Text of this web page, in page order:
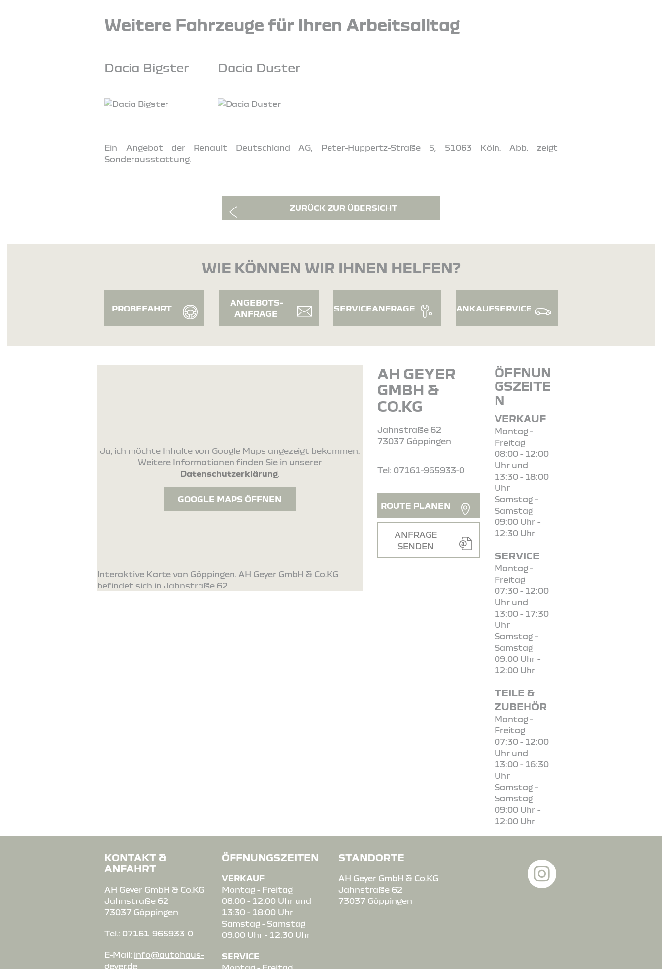
Weitere Fahrzeuge für Ihren Arbeitsalltag
Dacia Bigster Dacia Duster
Ein Angebot der Renault Deutschland AG, Peter-Huppertz-Straße 5, 51063 Köln. Abb. zeigt
Sonderausstattung.
ZURÜCK ZUR ÜBERSICHT
WIE KÖNNEN WIR IHNEN HELFEN?
PROBEFAHRT
ANGEBOTS-
ANFRAGE
SERVICEANFRAGE ANKAUFSERVICE
Ja, ich möchte Inhalte von Google Maps angezeigt bekommen.
Weitere Informationen finden Sie in unserer
Datenschutzerklärung.
GOOGLE MAPS ÖFFNEN
Interaktive Karte von Göppingen. AH Geyer GmbH & Co.KG
befindet sich in Jahnstraße 62.
AH GEYER
GMBH &
CO.KG
Jahnstraße 62
73037 Göppingen
Tel: 07161-965933-0
ROUTE PLANEN
ANFRAGE
SENDEN
ÖFFNUN
GSZEITE
N
VERKAUF
Montag -
Freitag
08:00 - 12:00
Uhr und
13:30 - 18:00
Uhr
Samstag -
Samstag
09:00 Uhr -
12:30 Uhr
SERVICE
Montag -
Freitag
07:30 - 12:00
Uhr und
13:00 - 17:30
Uhr
Samstag -
Samstag
09:00 Uhr -
12:00 Uhr
TEILE &
ZUBEHÖR
Montag -
Freitag
07:30 - 12:00
Uhr und
13:00 - 16:30
Uhr
Samstag -
Samstag
09:00 Uhr -
12:00 Uhr
KONTAKT &
ANFAHRT
AH Geyer GmbH & Co.KG
Jahnstraße 62
73037 Göppingen
Tel.: 07161-965933-0
E-Mail: info@autohaus-
geyer.de
ÖFFNUNGSZEITEN
VERKAUF
Montag - Freitag
08:00 - 12:00 Uhr und
13:30 - 18:00 Uhr
Samstag - Samstag
09:00 Uhr - 12:30 Uhr
SERVICE
STANDORTE
AH Geyer GmbH & Co.KG
Jahnstraße 62
73037 Göppingen